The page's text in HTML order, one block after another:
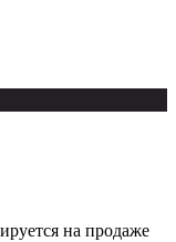
на продаже